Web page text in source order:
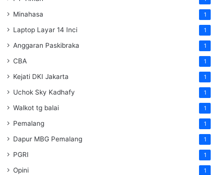
Minahasa 1
Laptop Layar 14 Inci 1
Anggaran Paskibraka 1
CBA 1
Kejati DKI Jakarta 1
Uchok Sky Kadhafy 1
Walkot tg balai 1
Pemalang 1
Dapur MBG Pemalang 1
PGRI 1
Opini 1